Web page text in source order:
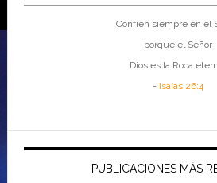
Confíen siempre en el
porque el Señor
Dios es la Roca
- Isaías 26:4
PUBLICACIONES MÁS